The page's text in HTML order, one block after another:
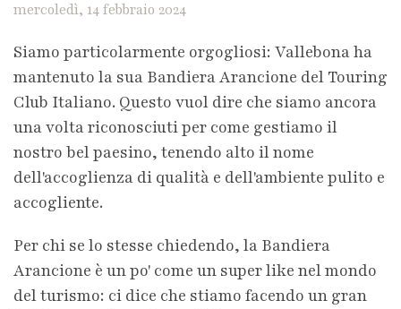
mercoledì, 14 febbraio 2024
Siamo particolarmente orgogliosi: Vallebona ha
mantenuto la sua Bandiera Arancione del Touring
Club Italiano. Questo vuol dire che siamo ancora
una volta riconosciuti per come gestiamo il
nostro bel paesino, tenendo alto il nome
dell'accoglienza di qualità e dell'ambiente pulito e
accogliente.
Per chi se lo stesse chiedendo, la Bandiera
Arancione è un po' come un super like nel mondo
del turismo: ci dice che stiamo facendo un gran